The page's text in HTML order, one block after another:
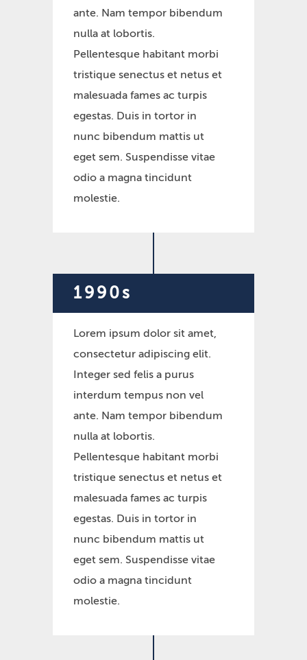
ante. Nam tempor bibendum
nulla at lobortis.
Pellentesque habitant morbi
tristique senectus et netus et
malesuada fames ac turpis
egestas. Duis in tortor in
nunc bibendum mattis ut
eget sem. Suspendisse vitae
odio a magna tincidunt
molestie.
1990s
Lorem ipsum dolor sit amet,
consectetur adipiscing elit.
Integer sed felis a purus
interdum tempus non vel
ante. Nam tempor bibendum
nulla at lobortis.
Pellentesque habitant morbi
tristique senectus et netus et
malesuada fames ac turpis
egestas. Duis in tortor in
nunc bibendum mattis ut
eget sem. Suspendisse vitae
odio a magna tincidunt
molestie.